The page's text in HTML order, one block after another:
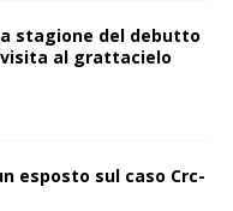
stagione del debutto
visita al grattacielo
esposto sul caso Crc-